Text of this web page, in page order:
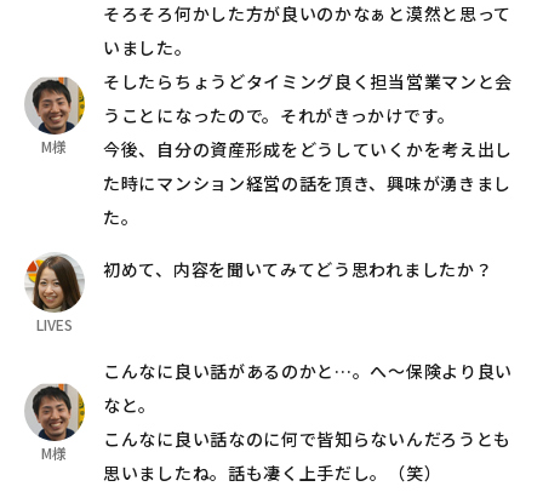
M様
そろそろ何かした方が良いのかなぁと漠然と思って
いました。
そしたらちょうどタイミング良く担当営業マンと会
うことになったので。それがきっかけです。
今後、自分の資産形成をどうしていくかを考え出し
た時にマンション経営の話を頂き、興味が湧きまし
た。
LIVES
初めて、内容を聞いてみてどう思われましたか？
M様
こんなに良い話があるのかと…。へ～保険より良い
なと。
こんなに良い話なのに何で皆知らないんだろうとも
思いましたね。話も凄く上手だし。（笑）